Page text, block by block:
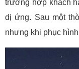
trường hợp khách
dị ứng. Sau một
nhưng khi phục